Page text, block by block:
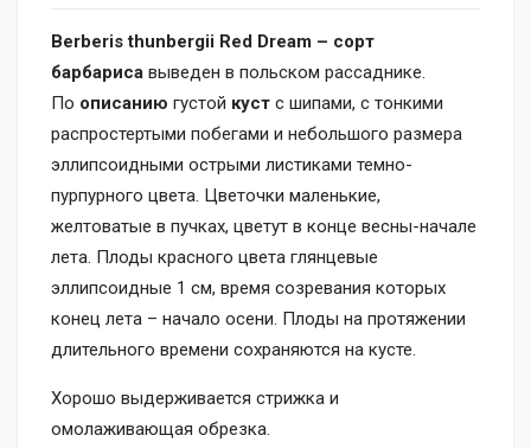
Berberis thunbergii Red Dream – сорт
барбариса выведен в польском рассаднике.
По описанию густой куст с шипами, с тонкими
распростертыми побегами и небольшого размера
эллипсоидными острыми листиками темно-
пурпурного цвета. Цветочки маленькие,
желтоватые в пучках, цветут в конце весны-начале
лета. Плоды красного цвета глянцевые
эллипсоидные 1 см, время созревания которых
конец лета – начало осени. Плоды на протяжении
длительного времени сохраняются на кусте.
Хорошо выдерживается стрижка и
омолаживающая обрезка.